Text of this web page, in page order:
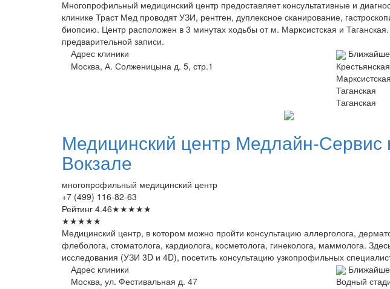
Многопрофильный медицинский центр предоставляет консультативные и
клинике Траст Мед проводят УЗИ, рентген, дуплексное сканирование,
биопсию. Центр расположен в 3 минутах ходьбы от м. Марксистская и
предварительной записи.
Адрес клиники
Москва, А. Солженицына д. 5, стр.1
Марксистская
Таганская
Таганская
Медицинский центр Медлайн-Сервис
Вокзале
многопрофильный медицинский центр
+7 (499) 116-82-63
Рейтинг 4.46★★★★★
★★★★★
Медицинский центр, в котором можно пройти консультацию аллерголога,
флеболога, стоматолога, кардиолога, косметолога, гинеколога, маммолога.
исследования (УЗИ 3D и 4D), посетить консультацию узкопрофильных
Адрес клиники
Москва, ул. Фестивальная д. 47
Водный